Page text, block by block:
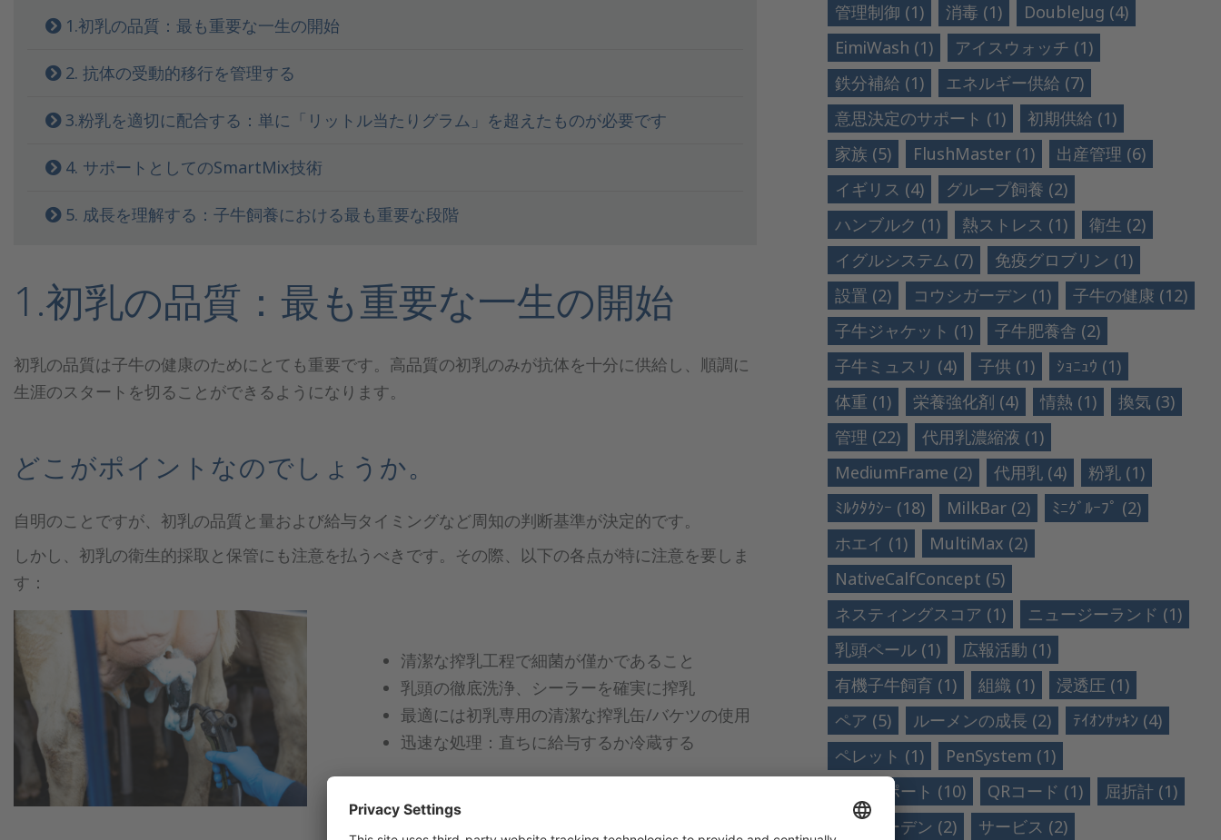
1.初乳の品質：最も重要な一生の開始
2. 抗体の受動的移行を管理する
3.粉乳を適切に配合する：単に「リットル当たりグラム」を超えたものが必要です
4. サポートとしてのSmartMix技術
5. 成長を理解する：子牛飼養における最も重要な段階
1.初乳の品質：最も重要な一生の開始
初乳の品質は子牛の健康のためにとても重要です。高品質の初乳のみが抗体を十分に供給し、順調に
生涯のスタートを切ることができるようになります。
どこがポイントなのでしょうか。
自明のことですが、初乳の品質と量および給与タイミングなど周知の判断基準が決定的です。
しかし、初乳の衛生的採取と保管にも注意を払うべきです。その際、以下の各点が特に注意を要しま
す：
清潔な搾乳工程で細菌が僅かであること
乳頭の徹底洗浄、シーラーを確実に搾乳
最適には初乳専用の清潔な搾乳缶/バケツの使用
迅速な処理：直ちに給与するか冷蔵する
管理制御 (1)
消毒 (1)
DoubleJug (4)
EimiWash (1)
アイスウォッチ (1)
鉄分補給 (1)
エネルギー供給 (7)
意思決定のサポート (1)
初期供給 (1)
家族 (5)
FlushMaster (1)
出産管理 (6)
イギリス (4)
グループ飼養 (2)
ハンブルク (1)
熱ストレス (1)
衛生 (2)
イグルシステム (7)
免疫グロブリン (1)
設置 (2)
コウシガーデン (1)
子牛の健康 (12)
子牛ジャケット (1)
子牛肥養舎 (2)
子牛ミュスリ (4)
子供 (1)
ｼｮﾆｭｳ (1)
体重 (1)
栄養強化剤 (4) 情熱 (1)
換気 (3)
管理 (22)
代用乳濃縮液 (1)
MediumFrame (2)
代用乳 (4)
粉乳 (1)
ﾐﾙｸﾀｸｼｰ (18)
MilkBar (2)
ﾐﾆｸﾞﾙｰﾌﾟ (2)
ホエイ (1)
MultiMax (2)
NativeCalfConcept (5)
ネスティングスコア (1)
ニュージーランド (1)
乳頭ペール (1)
広報活動 (1)
有機子牛飼育 (1)
組織 (1)
浸透圧 (1)
ペア (5)
ルーメンの成長 (2)
ﾃｲｵﾝｻｯｷﾝ (4)
ペレット (1)
PenSystem (1)
現場レポート (10)
QRコード (1)
屈折計 (1)
スウェーデン (2)
サービス (2)